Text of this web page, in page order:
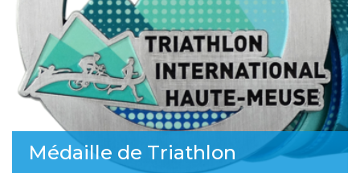
Médaille de Triathlon